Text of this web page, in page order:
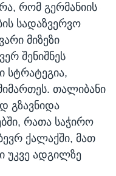
რომ გერმანიის
სადაზვერვო
მიზეზი
შენიშნეს
სტრატეგია,
თალიბანი
გზავნიდა
რათა საჭირო
ქალაქში, მათ
უკვე ადგილზე